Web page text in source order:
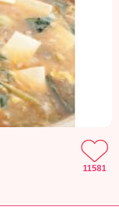
11581